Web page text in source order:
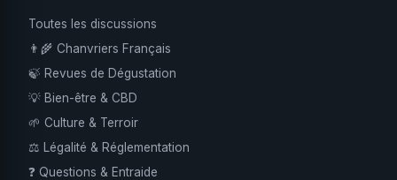
Toutes les discussions
👨‍🌾 Chanvriers Français
🍃 Revues de Dégustation
💡 Bien-être & CBD
🌱 Culture & Terroir
⚖️ Légalité & Réglementation
❓ Questions & Entraide